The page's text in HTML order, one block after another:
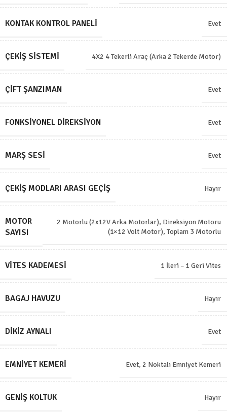
KONTAK KONTROL PANELI Evet
ÇEKIŞ SISTEMI 4X2 4 Tekerli Araç (Arka 2 Tekerde Motor)
ÇIFT ŞANZIMAN Evet
FONKSIYONEL DIREKSIYON Evet
MARŞ SESI Evet
ÇEKIŞ MODLARI ARASI GEÇIŞ Hayır
MOTOR
SAYISI
2 Motorlu (2x12V Arka Motorlar), Direksiyon Motoru
(1×12 Volt Motor), Toplam 3 Motorlu
VITES KADEMESI 1 İleri – 1 Geri Vites
BAGAJ HAVUZU Hayır
DIKIZ AYNALI Evet
EMNIYET KEMERI Evet, 2 Noktalı Emniyet Kemeri
GENIŞ KOLTUK Hayır